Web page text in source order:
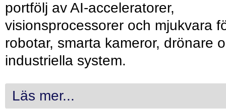
portfölj av AI-acceleratorer,
visionsprocessorer och mjukvara
robotar, smarta kameror, drönare
industriella system.
Läs mer...